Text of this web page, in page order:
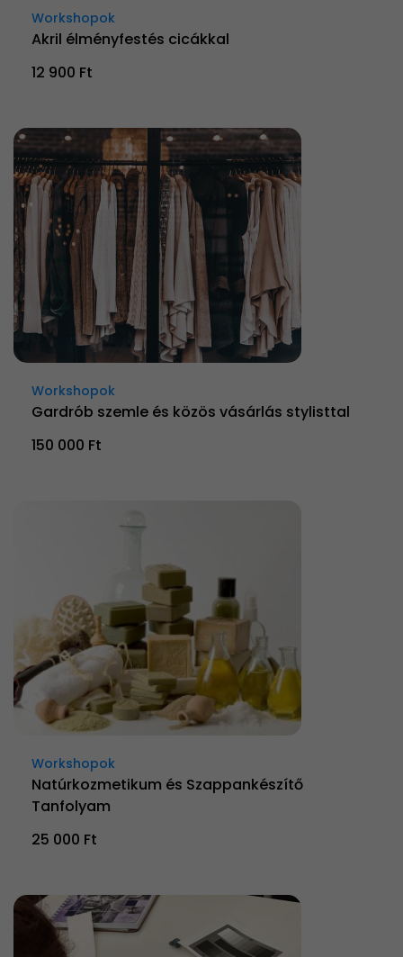
Workshopok
Akril élményfestés cicákkal
12 900 Ft
Workshopok
Gardrób szemle és közös vásárlás stylisttal
150 000 Ft
Workshopok
Natúrkozmetikum és Szappankészítő
Tanfolyam
25 000 Ft